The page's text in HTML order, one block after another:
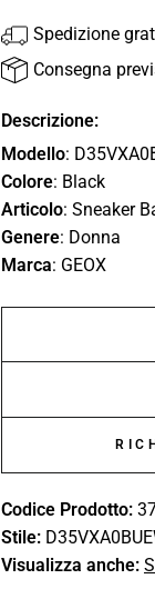
Spedizione
Consegna
Descrizione:
Modello:
Colore: Black
Articolo: Sneaker
Genere: Donna
Marca: GEOX
Codice Prodotto:
Stile:
Visualizza anche: